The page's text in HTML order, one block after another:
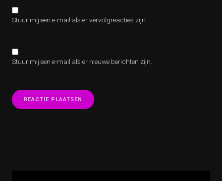
Stuur mij een e-mail als er vervolgreacties zijn.
Stuur mij een e-mail als er nieuwe berichten zijn.